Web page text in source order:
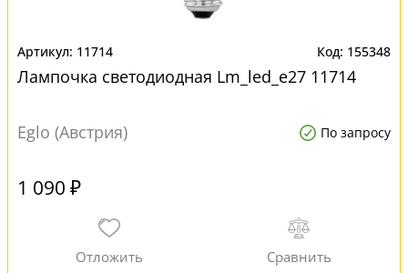
11714 155348
Лампочка светодиодная Lm_led_e27 11714
Eglo (Австрия) По запросу
1 090 ₽